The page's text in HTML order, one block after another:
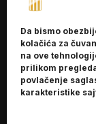
Da bismo
kolačića za
na ove
prilikom
povlačenje
karakteristike